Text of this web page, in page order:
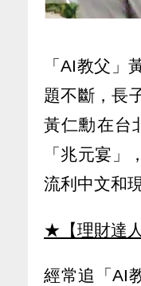
「AI教父」
題不斷，長
黃仁勳在台
「兆元宴
流利中文和
★【理財達
經常追「AI